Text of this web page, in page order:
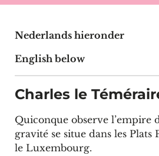
Nederlands hieronder
English below
Charles le
Quiconque observe l’empire
gravité se situe dans les
le Luxembourg.